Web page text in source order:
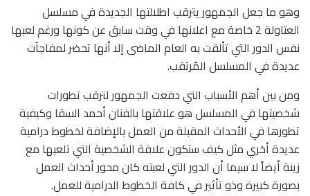
وهو ما جعل الجمهور يترقب اطلالتها الجديدة في مسلسل
العتاولة 2 خاصة مع اعلانها في وقت سابق عن كونها ورغم لعبها
نفس الدور التي تألقت به العام الماضى إلا أنها تحضر لمفاجآت
عديدة في المسلسل المُرتقب.
ومن بين أهم الأسباب التي دفعت الجمهور لترقب تطورات
شخصيتها في المسلسل هو علاقتها بالفنان أحمد السقا وكيفية
تطورها في الأحداث المقبلة من العمل بالإضافة لخطوط درامية
عديدة أخري مثل كيف ستكون علاقة الشخصية التي تلعبها مع
زينة أيضاً لا سيما أن الدور التي لعبته كان محور أحداث العمل
بصورة كبيرة وذو تأثير في كافة الخطوط الدرامية للعمل.